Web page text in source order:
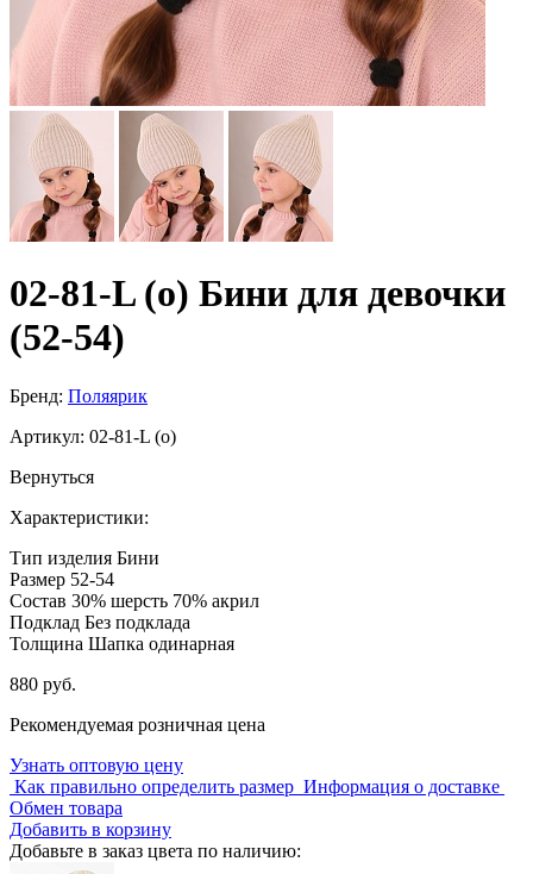
02-81-L (о) Бини для девочки
(52-54)
Бренд: Поляярик
Артикул: 02-81-L (о)
Вернуться
Характеристики:
Тип изделия Бини
Размер 52-54
Состав 30% шерсть 70% акрил
Подклад Без подклада
Толщина Шапка одинарная
880 руб.
Рекомендуемая розничная цена
Узнать оптовую цену
Как правильно определить размер Информация о доставке
Обмен товара
Добавить в корзину
Добавьте в заказ цвета по наличию: